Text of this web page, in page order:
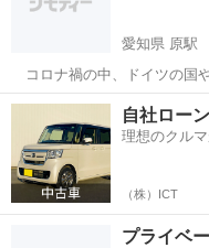
愛知県 原駅
コロナ禍の中、ドイツの国や
しくても、オ…
愛知 名古屋市
自社ロー
理想のクル
（株）ICT
プライベ